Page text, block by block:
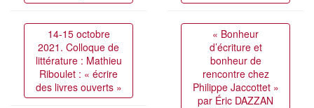
14-15 octobre
2021. Colloque de
littérature : Mathieu
Riboulet : « écrire
des livres ouverts »
« Bonheur
d’écriture et
bonheur de
rencontre chez
Philippe Jaccottet »
par Éric DAZZAN